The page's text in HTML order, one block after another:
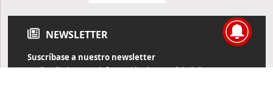
NEWSLETTER
Suscríbase a nuestro newsletter
Reciba diariamente información de actualidad directamente en